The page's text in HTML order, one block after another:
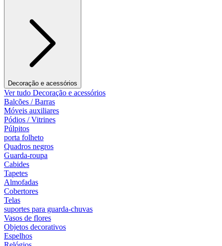
Decoração e acessórios
Ver tudo Decoração e acessórios
Balcões / Barras
Móveis auxiliares
Pódios / Vitrines
Púlpitos
porta folheto
Quadros negros
Guarda-roupa
Cabides
Tapetes
Almofadas
Cobertores
Telas
suportes para guarda-chuvas
Vasos de flores
Objetos decorativos
Espelhos